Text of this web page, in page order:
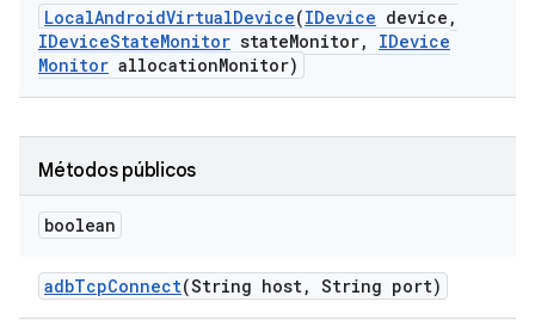
LocalAndroidVirtualDevice(IDevice device ,
IDeviceStateMonitor stateMonitor,
IDevice
Monitor allocationMonitor)
Métodos públicos
boolean
adbTcpConnect(String host, String port)